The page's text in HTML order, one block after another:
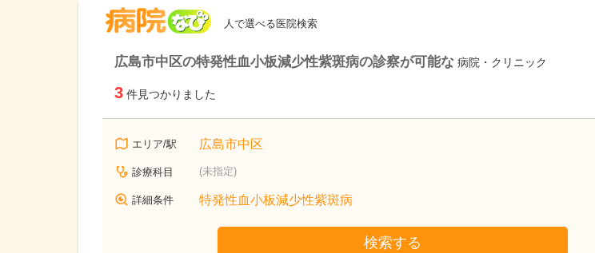
人で選べる医院検索
広島市中区の特発性血小板減少性紫斑病の診察が可能な 病院・クリニック
3 件見つかりました
エリア/駅 広島市中区
診療科目 (未指定)
詳細条件 特発性血小板減少性紫斑病
検索する